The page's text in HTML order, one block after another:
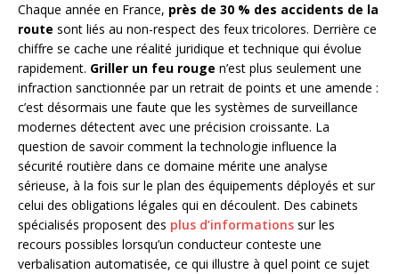
Chaque année en France, près de 30 % des accidents de la
route sont liés au non-respect des feux tricolores. Derrière ce
chiffre se cache une réalité juridique et technique qui évolue
rapidement. Griller un feu rouge n’est plus seulement une
infraction sanctionnée par un retrait de points et une amende :
c’est désormais une faute que les systèmes de surveillance
modernes détectent avec une précision croissante. La
question de savoir comment la technologie influence la
sécurité routière dans ce domaine mérite une analyse
sérieuse, à la fois sur le plan des équipements déployés et sur
celui des obligations légales qui en découlent. Des cabinets
spécialisés proposent des plus d’informations sur les
recours possibles lorsqu’un conducteur conteste une
verbalisation automatisée, ce qui illustre à quel point ce sujet